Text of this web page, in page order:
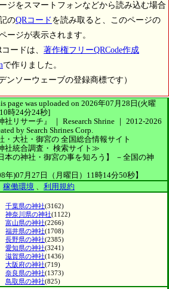
ジをスマートフォンなどから読み込む場合
のQRコード を読み取ると、このページの
ージが表示されます。
ードは、 著作権フリーQRCode作成
で作りました。
ンソーウェーブの登録商標です）
page was uploaded on 2026年07月28日(火曜
時24分24秒]
社リサーチ』 ｜ Research Shrine ｜ 2012-2026
by Search Shrines Corp.
・大社・御宮の 全国総合情報サイト
社統合調査・ 検索サイト≫
本の神社・御宮の事を知ろう】
－全国の神
年)07月27日（月曜日）11時14分50秒】
稼働環境 、 利用規約
千葉県の神社(3162)
神奈川県の神社(1122)
富山県の神社(2266)
福井県の神社(1708)
長野県の神社(2385)
愛知県の神社(3241)
滋賀県の神社(1436)
大阪府の神社(719)
奈良県の神社(1373)
鳥取県の神社(825)